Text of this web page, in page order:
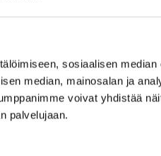
sosiaalisen
median, mainosalan ja
voivat yhdistää
palvelujaan.
työntekijöiden
työkulttuurissa virheet ja
saadaan kuulla, miten
huolta? Miten